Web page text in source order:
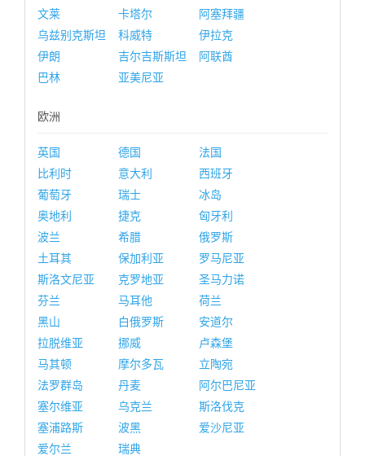
文莱
卡塔尔
阿塞拜疆
乌兹别克斯坦
科威特
伊拉克
伊朗
吉尔吉斯斯坦
阿联酋
巴林
亚美尼亚
欧洲
英国 德国
法国
比利时
意大利
西班牙
葡萄牙
瑞士
冰岛
奥地利
捷克
匈牙利
波兰
希腊
俄罗斯
土耳其
保加利亚
罗马尼亚
斯洛文尼亚
克罗地亚
圣马力诺
芬兰
马耳他
荷兰
黑山
白俄罗斯
安道尔
拉脱维亚
挪威
卢森堡
马其顿
摩尔多瓦
立陶宛
法罗群岛
丹麦
阿尔巴尼亚
塞尔维亚
乌克兰
斯洛伐克
塞浦路斯
波黑
爱沙尼亚
爱尔兰
瑞典